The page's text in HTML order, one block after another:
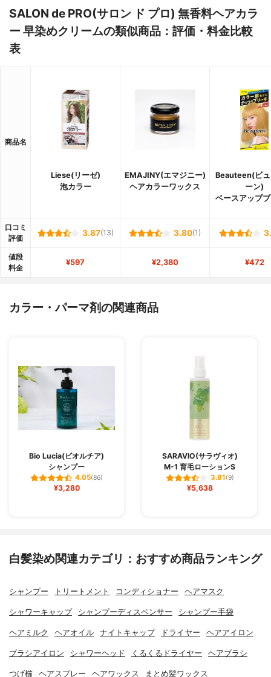
SALON de PRO(サロン ド プロ) 無香料ヘアカラ
ー 早染めクリームの類似商品：評価・料金比較
表
商品名
Liese(リーゼ)
泡カラー
EMAJINY(エマジニー)
ヘアカラーワックス
Beauteen(ビ
ーン)
ベースアップ
口コミ
評価
3.87(13) 3.80(1)
値段
料金
¥597 ¥2,380 ¥472
カラー・パーマ剤の関連商品
Bio Lucia(ビオルチア)
シャンプー
4.05(86)
¥3,280
SARAVIO(サラヴィオ)
M-1 育毛ローションS
3.81(9)
¥5,638
白髪染め関連カテゴリ：おすすめ商品ランキング
シャンプー トリートメント コンディショナー ヘアマスク
シャワーキャップ シャンプーディスペンサー シャンプー手袋
ヘアミルク ヘアオイル ナイトキャップ ドライヤー ヘアアイロン
ブラシアイロン シャワーヘッド くるくるドライヤー ヘアブラシ
つげ櫛 ヘアスプレー ヘアワックス まとめ髪ワックス